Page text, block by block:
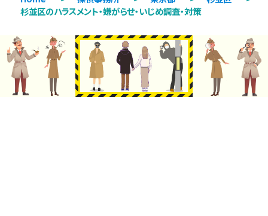
杉並区のハラスメント・嫌がらせ・いじめ調査・対策